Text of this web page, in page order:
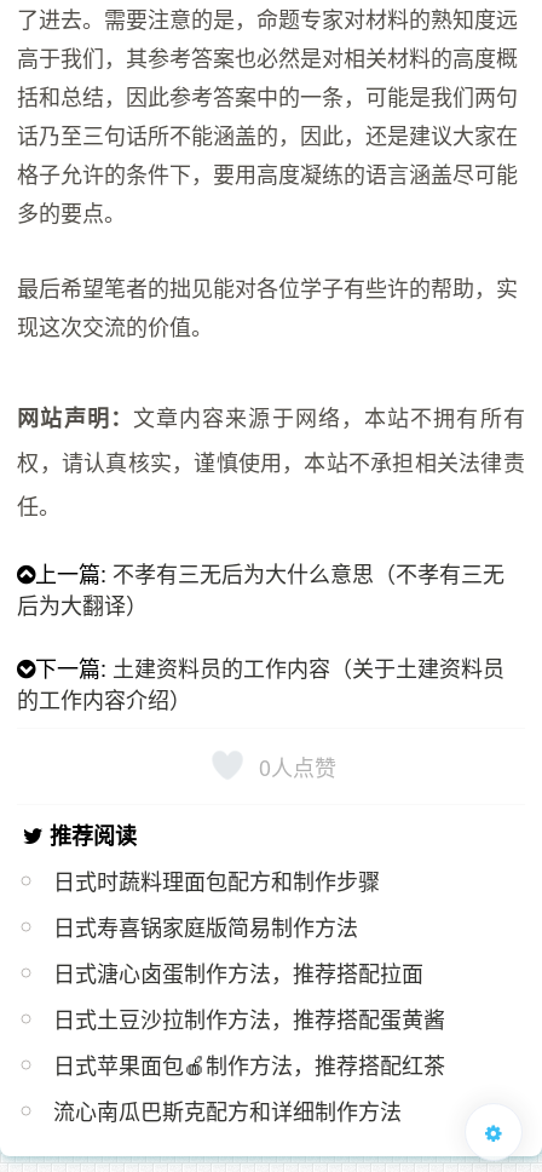
了进去。需要注意的是，命题专家对材料的熟知度远
高于我们，其参考答案也必然是对相关材料的高度概
括和总结，因此参考答案中的一条，可能是我们两句
话乃至三句话所不能涵盖的，因此，还是建议大家在
格子允许的条件下，要用高度凝练的语言涵盖尽可能
多的要点。
最后希望笔者的拙见能对各位学子有些许的帮助，实
现这次交流的价值。
网站声明： 文章内容来源于网络，本站不拥有所有
权，请认真核实，谨慎使用，本站不承担相关法律责
任。
上一篇: 不孝有三无后为大什么意思（不孝有三无
后为大翻译）
下一篇: 土建资料员的工作内容（关于土建资料员
的工作内容介绍）
0人点赞
推荐阅读
日式时蔬料理面包配方和制作步骤
日式寿喜锅家庭版简易制作方法
日式溏心卤蛋制作方法，推荐搭配拉面
日式土豆沙拉制作方法，推荐搭配蛋黄酱
日式苹果面包🍎制作方法，推荐搭配红茶
流心南瓜巴斯克配方和详细制作方法